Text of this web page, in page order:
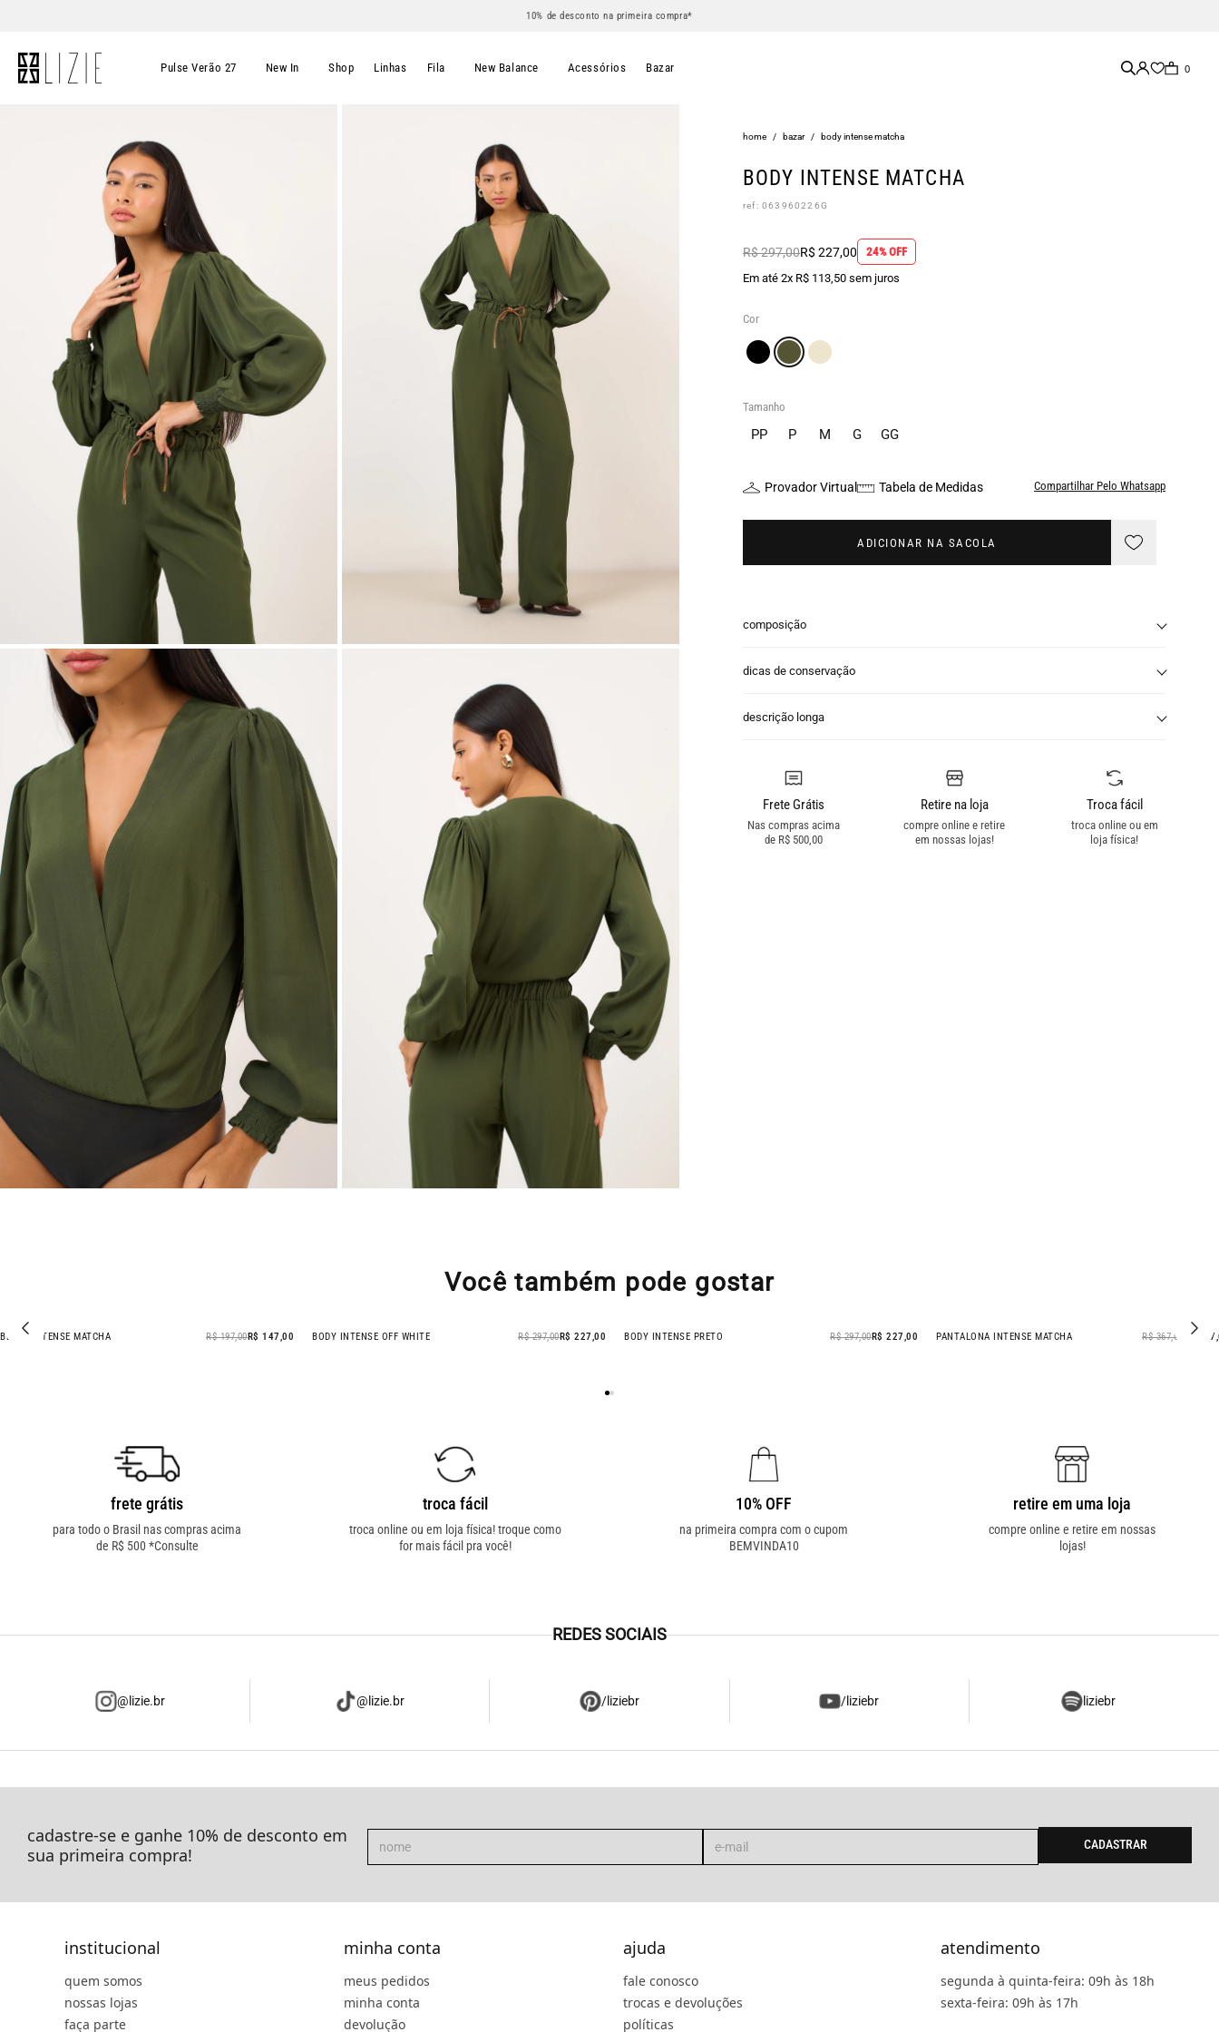
10% de desconto na primeira compra*
0
Pulse Verão 27 New In Shop Linhas Fila New Balance Acessórios Bazar
home / bazar / body intense matcha
BODY INTENSE MATCHA
ref: 063960226G
R$ 297,00R$ 227,00
24% OFF
Em até 2x R$ 113,50 sem juros
Cor
Tamanho
PP P M G GG
Provador Virtual Tabela de Medidas Compartilhar Pelo Whatsapp
ADICIONAR NA SACOLA
composição
dicas de conservação
descrição longa
Frete Grátis
Nas compras acima
de R$ 500,00
Retire na loja
compre online e retire
em nossas lojas!
Troca fácil
troca online ou em
loja física!
Você também pode gostar
- 25% OFF
BLUSA INTENSE MATCHA R$ 197,00R$ 147,00 - 24% OFF
BODY INTENSE OFF WHITE R$ 297,00R$ 227,00 - 24% OFF
BODY INTENSE PRETO R$ 297,00R$ 227,00 - 25% OFF
PANTALONA INTENSE MATCHA R$ 367,00 R$
frete grátis
para todo o Brasil nas compras acima
de R$ 500 *Consulte
troca fácil
troca online ou em loja física! troque como
for mais fácil pra você!
10% OFF
na primeira compra com o cupom
BEMVINDA10
retire em uma loja
compre online e retire em nossas
lojas!
REDES SOCIAIS
@lizie.br @lizie.br /liziebr /liziebr liziebr
cadastre-se e ganhe 10% de desconto em
sua primeira compra!
CADASTRAR
institucional
quem somos
nossas lojas
faça parte
minha conta
meus pedidos
minha conta
devolução
ajuda
fale conosco
trocas e devoluções
políticas
atendimento
segunda à quinta-feira: 09h às 18h
sexta-feira: 09h às 17h